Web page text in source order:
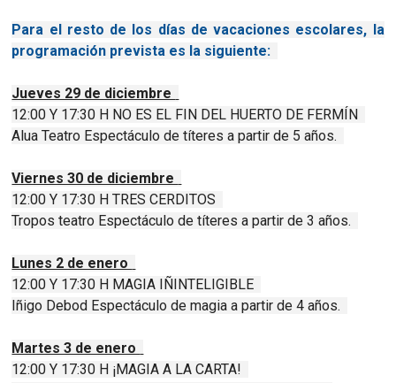
Para el resto de los días de vacaciones escolares, la
programación prevista es la siguiente:
Jueves 29 de diciembre
12:00 Y 17:30 H NO ES EL FIN DEL HUERTO DE FERMÍN
Alua Teatro Espectáculo de títeres a partir de 5 años.
Viernes 30 de diciembre
12:00 Y 17:30 H TRES CERDITOS
Tropos teatro Espectáculo de títeres a partir de 3 años.
Lunes 2 de enero
12:00 Y 17:30 H MAGIA IÑINTELIGIBLE
Iñigo Debod Espectáculo de magia a partir de 4 años.
Martes 3 de enero
12:00 Y 17:30 H ¡MAGIA A LA CARTA!